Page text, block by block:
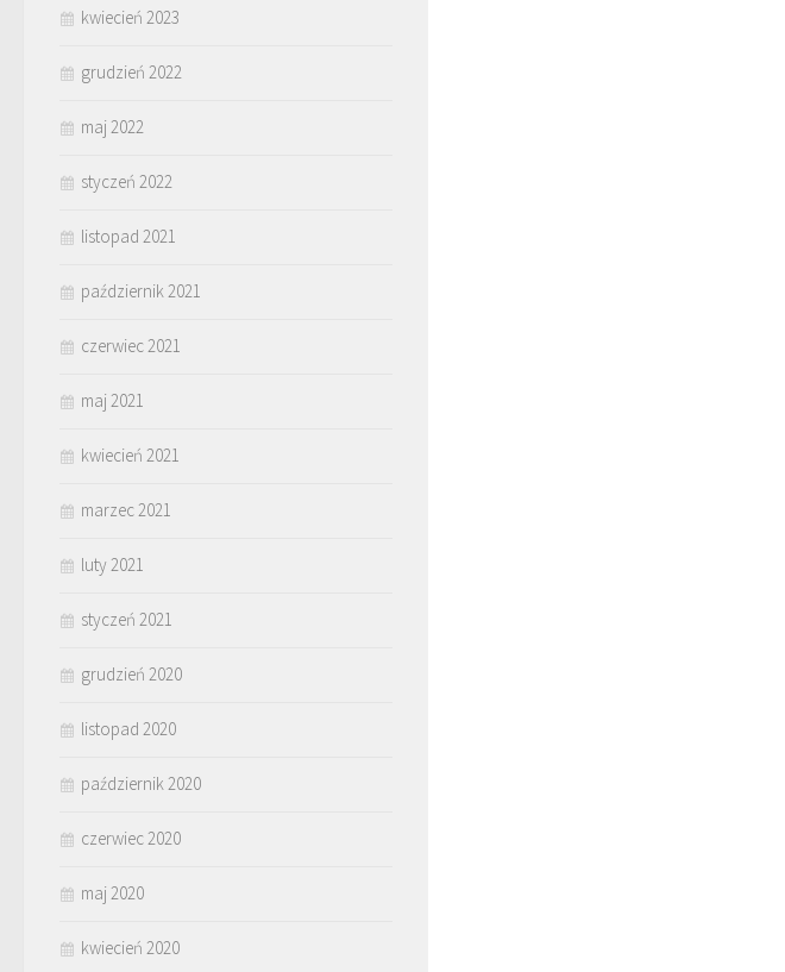
kwiecień 2023
grudzień 2022
maj 2022
styczeń 2022
listopad 2021
październik 2021
czerwiec 2021
maj 2021
kwiecień 2021
marzec 2021
luty 2021
styczeń 2021
grudzień 2020
listopad 2020
październik 2020
czerwiec 2020
maj 2020
kwiecień 2020